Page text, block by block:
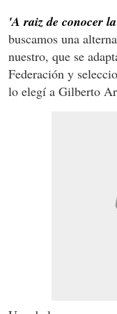
'A raiz de conocer
buscamos una
nuestro, que se
Federación y
lo elegí a Gilberto